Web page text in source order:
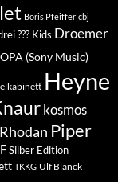
Boris Pfeiffer cbj
??? Kids Droemer
(Sony Music)
Heyne
kosmos
Piper
Silber Edition
TKKG Ulf Blanck